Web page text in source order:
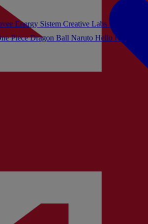
PieceDragon Ball Naruto Hello Kitty
Energy Sistem Creative Labs Turtle Beach